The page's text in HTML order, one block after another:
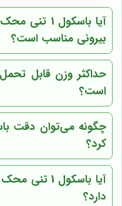
آیا باسکول
بیرونی مناسب است؟
است؟
کرد؟
آیا باسکول 1
دارد؟